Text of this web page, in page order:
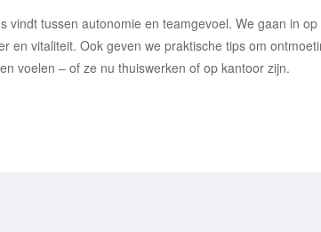
vindt tussen autonomie en teamgevoel. We gaan in
en vitaliteit. Ook geven we praktische tips om
voelen – of ze nu thuiswerken of op kantoor zijn.